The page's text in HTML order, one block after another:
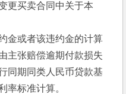
更买卖合同中关于本
金或者该违约金的计算
主张赔偿逾期付款损失
同期同类人民币贷款基
率标准计算。